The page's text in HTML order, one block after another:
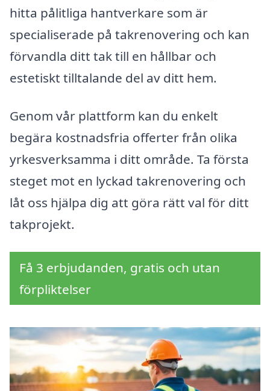
hitta pålitliga hantverkare som är
specialiserade på takrenovering och kan
förvandla ditt tak till en hållbar och
estetiskt tilltalande del av ditt hem.
Genom vår plattform kan du enkelt
begära kostnadsfria offerter från olika
yrkesverksamma i ditt område. Ta första
steget mot en lyckad takrenovering och
låt oss hjälpa dig att göra rätt val för ditt
takprojekt.
Få 3 erbjudanden, gratis och utan
förpliktelser